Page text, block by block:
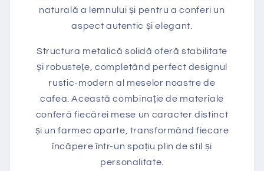
naturală a lemnului și pentru a conferi un
aspect autentic și elegant.
Structura metalică solidă oferă stabilitate
și robustețe, completând perfect designul
rustic-modern al meselor noastre de
cafea. Această combinație de materiale
conferă fiecărei mese un caracter distinct
și un farmec aparte, transformând fiecare
încăpere într-un spațiu plin de stil și
personalitate.